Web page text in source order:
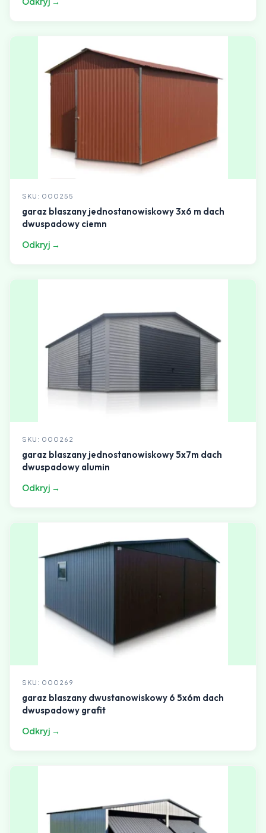
SKU: 000255
garaz blaszany jednostanowiskowy 3x6 m dach
dwuspadowy ciemn
Odkryj →
SKU: 000262
garaz blaszany jednostanowiskowy 5x7m dach
dwuspadowy alumin
Odkryj →
SKU: 000269
garaz blaszany dwustanowiskowy 6 5x6m dach
dwuspadowy grafit
Odkryj →